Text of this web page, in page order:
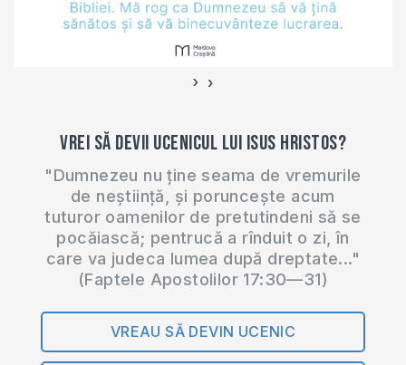
‹ ›
Vrei să devii ucenicul lui Isus Hristos?
"Dumnezeu nu ține seama de vremurile
de neștiință, și poruncește acum
tuturor oamenilor de pretutindeni să se
pocăiască; pentrucă a rînduit o zi, în
care va judeca lumea după dreptate..."
(Faptele Apostolilor 17:30—31)
VREAU SĂ DEVIN UCENIC